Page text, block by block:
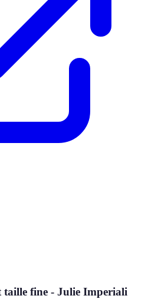
taille fine - Julie Imperiali